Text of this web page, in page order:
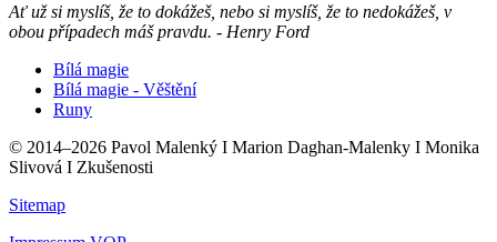
Ať už si myslíš, že to dokážeš, nebo si myslíš, že to nedokážeš, v
obou případech máš pravdu. - Henry Ford
Bílá magie
Bílá magie - Věštění
Runy
© 2014–2026 Pavol Malenký I Marion Daghan-Malenky I Monika
Slivová I Zkušenosti
Sitemap